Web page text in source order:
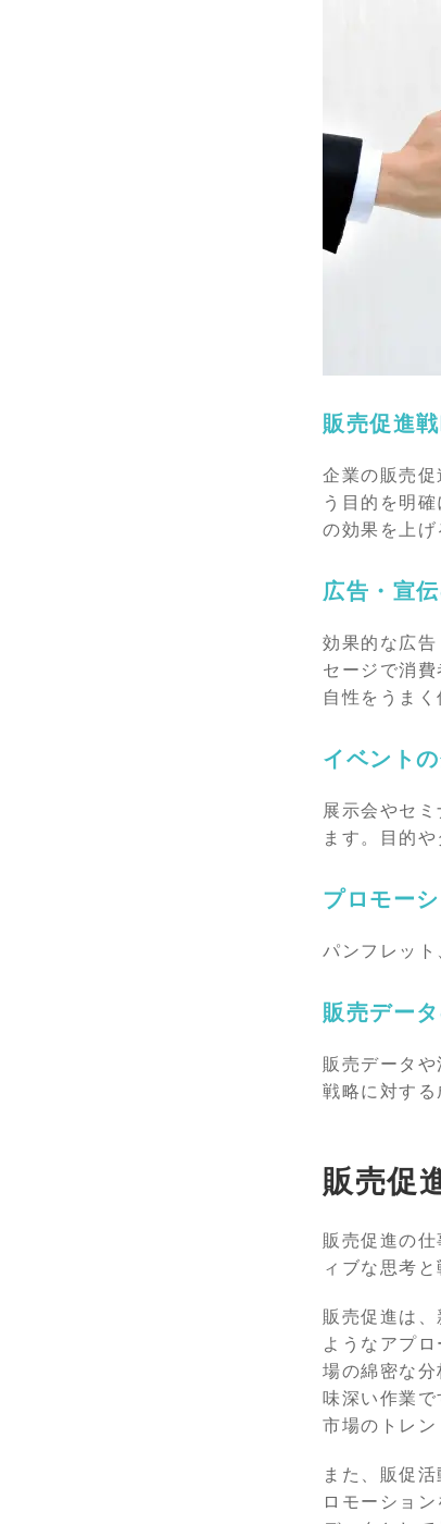
販売促進
企業の販売
う目的を明
の効果を上げ
広告・宣
効果的な広
セージで消
自性をうま
イベント
展示会やセ
ます。目的
プロモー
パンフレット
販売デー
販売データ
戦略に対する
販売促
販売促進の
ィブな思考
販売促進は
ようなアプ
場の綿密な
味深い作業
市場のトレン
また、販促
ロモーショ